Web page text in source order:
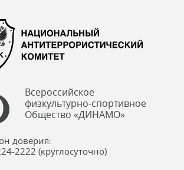
Всероссийское
физкультурно-спортивное
Общество «ДИНАМО»
доверия:
2222 (круглосуточно)